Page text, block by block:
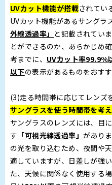
UVカット機能が搭載されてい
UVカット機能があるサングラ
外線透過率」 と記載されてい
とができるのか、あらかじめ
考までに、 UVカット率99.9%
以下の表示があるものをおすす
(3)走る時間帯に応じてレンズ
サングラスを使う時間帯を考
サングラスのレンズには、目
す 「可視光線透過率」があり
の光を取り込むため、夜間や
適していますが、日差しが強
た、天候に関係なく使用する